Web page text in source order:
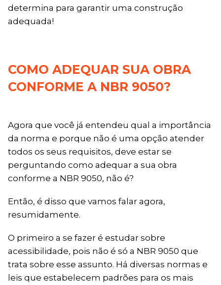
determina para garantir uma construção
adequada!
COMO ADEQUAR SUA OBRA
CONFORME A NBR 9050?
Agora que você já entendeu qual a importância
da norma e porque não é uma opção atender
todos os seus requisitos, deve estar se
perguntando como adequar a sua obra
conforme a NBR 9050, não é?
Então, é disso que vamos falar agora,
resumidamente.
O primeiro a se fazer é estudar sobre
acessibilidade, pois não é só a NBR 9050 que
trata sobre esse assunto. Há diversas normas e
leis que estabelecem padrões para os mais